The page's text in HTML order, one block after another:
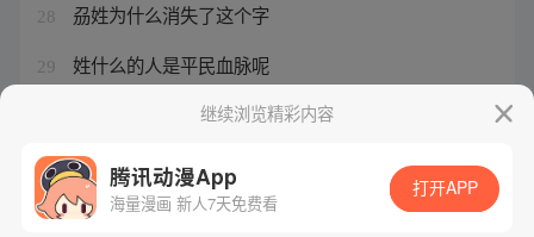
28 刕姓为什么消失了这个字
29 姓什么的人是平民血脉呢
继续浏览精彩内容
腾讯动漫App
海量漫画 新人7天免费看
打开APP